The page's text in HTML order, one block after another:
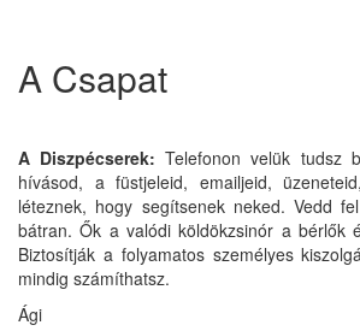
A Csapat
A Diszpécserek: Telefonon velük tudsz
hívásod, a füstjeleid, emailjeid,
léteznek, hogy segítsenek neked. Vedd
bátran. Ők a valódi köldökzsinór a bérlők
Biztosítják a folyamatos személyes
mindig számíthatsz.
Ági